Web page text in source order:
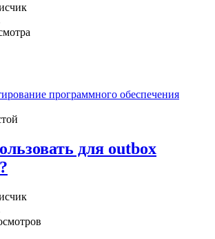
программного обеспечения
для outbox